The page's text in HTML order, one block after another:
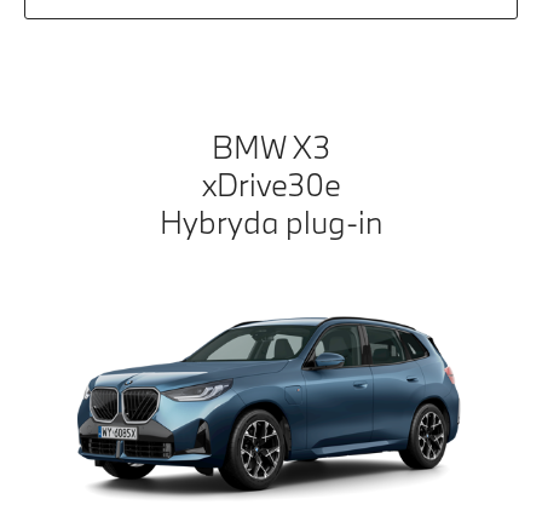
BMW X3
xDrive30e
Hybryda plug-in